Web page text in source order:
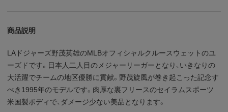
商品説明
LAドジャーズ野茂英雄のMLBオフィシャルクルースウェットのユ
ーズドです。日本人二人目のメジャーリーガーとなり、いきなりの
大活躍でチームの地区優勝に貢献。野茂旋風が巻き起こった記念す
べき1995年のモデルです。肉厚な裏フリースのセイラムスポーツ
米国製ボディで、ダメージ少ない美品となります。